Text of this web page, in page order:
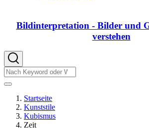
Bildinterpretation - Bilder und
verstehen
Suche
Suche
Pfadnavigation
Startseite
Kunststile
Kubismus
Zeit